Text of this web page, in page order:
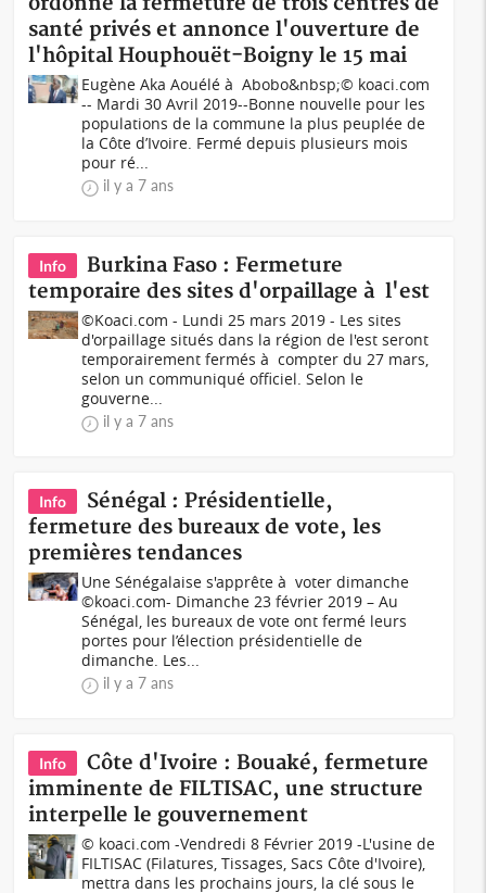
santé privés et annonce l'ouverture de
l'hôpital Houphouët-Boigny le 15 mai
Eugène Aka Aouélé à Abobo&nbsp;© koaci.com
-- Mardi 30 Avril 2019--Bonne nouvelle pour les
populations de la commune la plus peuplée de
la Côte d’Ivoire. Fermé depuis plusieurs mois
pour ré...
il y a 7 ans
Info
Burkina Faso : Fermeture
temporaire des sites d'orpaillage à l'est
©Koaci.com - Lundi 25 mars 2019 - Les sites
d'orpaillage situés dans la région de l'est seront
temporairement fermés à compter du 27 mars,
selon un communiqué officiel. Selon le
gouverne...
il y a 7 ans
Info
Sénégal : Présidentielle,
fermeture des bureaux de vote, les
premières tendances
Une Sénégalaise s'apprête à voter dimanche
©koaci.com- Dimanche 23 février 2019 – Au
Sénégal, les bureaux de vote ont fermé leurs
portes pour l’élection présidentielle de
dimanche. Les...
il y a 7 ans
Info
Côte d'Ivoire : Bouaké, fermeture
imminente de FILTISAC, une structure
interpelle le gouvernement
© koaci.com -Vendredi 8 Février 2019 -L'usine de
FILTISAC (Filatures, Tissages, Sacs Côte d'Ivoire),
mettra dans les prochains jours, la clé sous le